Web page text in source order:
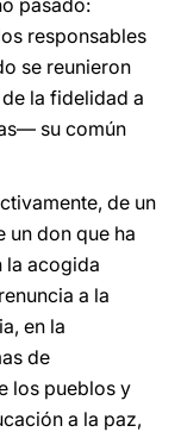
pasado:
responsables
se reunieron
la fidelidad a
su común
de un
un don que ha
la acogida
a la
en la
de
los pueblos y
a la paz,